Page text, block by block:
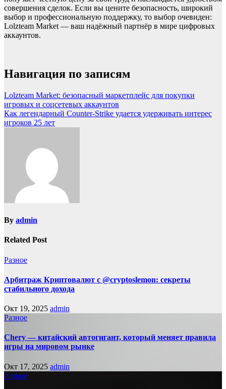
совершения сделок. Если вы цените безопасность, широкий
выбор и профессиональную поддержку, то выбор очевиден:
Lolzteam Market — ваш надёжный партнёр в мире цифровых
аккаунтов.
Навигация по записям
Lolzteam Market: безопасный маркетплейс для покупки
игровых и соцсетевых аккаунтов
Как легендарный Counter-Strike удается удерживать интерес
игроков 25 лет
By admin
Related Post
Разное
Арбитраж Криптовалют с @cryptoslemon: секреты
стабильного дохода
Окт 19, 2025 admin
Разное
Chery — китайский автогигант, который меняет правила
игры на мировом рынке
Окт 17, 2025 admin
Разное